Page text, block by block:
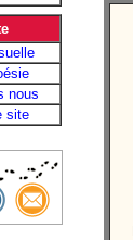
nous
site